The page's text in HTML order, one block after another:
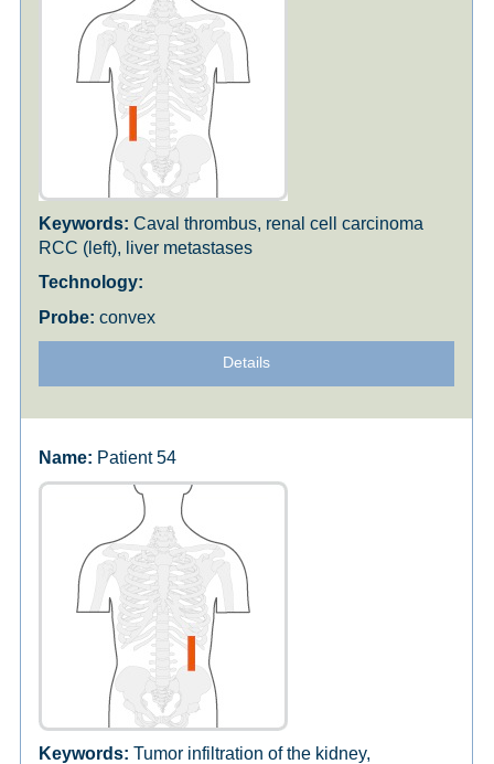
Caval thrombus, renal cell carcinoma
RCC (left), liver metastases
convex
Details
Patient 54
Tumor infiltration of the kidney,